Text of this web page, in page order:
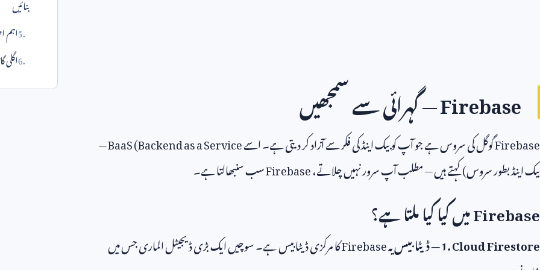
Firebase— گہرائی سے سمجھیں
Firebaseگوگل کی سروس ہے جو آپ کو بیک اینڈ کی فکر سے آزاد کر دیتی ہے۔ اسےBaaS (Backend as a Service
—
بیک اینڈ بطور سروس) کہتے ہیں — مطلب آپ سرور نہیں چلاتے،Firebaseسب سنبھالتا ہے۔
Firebaseمیں کیا کیا ملتا ہے؟
1. Cloud Firestore— ڈیٹابیسیہFirebaseکا مرکزی ڈیٹابیس ہے۔ سوچیں ایک بڑی ڈیجیٹل الماری جس میں
اہم
اگلی